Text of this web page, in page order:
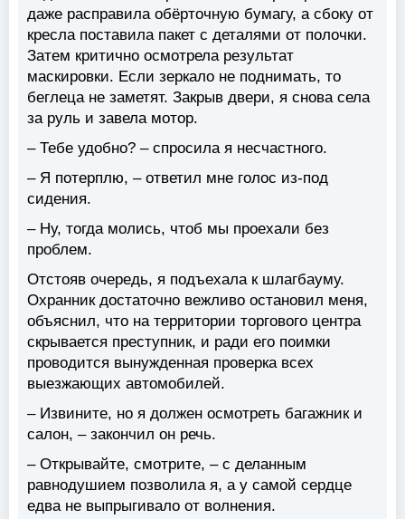
даже расправила обёрточную бумагу, а сбоку от
кресла поставила пакет с деталями от полочки.
Затем критично осмотрела результат
маскировки. Если зеркало не поднимать, то
беглеца не заметят. Закрыв двери, я снова села
за руль и завела мотор.
– Тебе удобно? – спросила я несчастного.
– Я потерплю, – ответил мне голос из-под
сидения.
– Ну, тогда молись, чтоб мы проехали без
проблем.
Отстояв очередь, я подъехала к шлагбауму.
Охранник достаточно вежливо остановил меня,
объяснил, что на территории торгового центра
скрывается преступник, и ради его поимки
проводится вынужденная проверка всех
выезжающих автомобилей.
– Извините, но я должен осмотреть багажник и
салон, – закончил он речь.
– Открывайте, смотрите, – с деланным
равнодушием позволила я, а у самой сердце
едва не выпрыгивало от волнения.